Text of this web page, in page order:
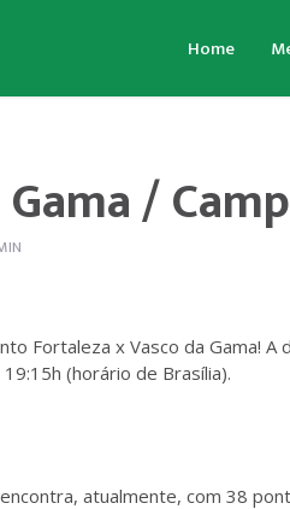
Home
/
Fortaleza x Vasco da Gama! A
(horário de Brasília).
atualmente, com 38